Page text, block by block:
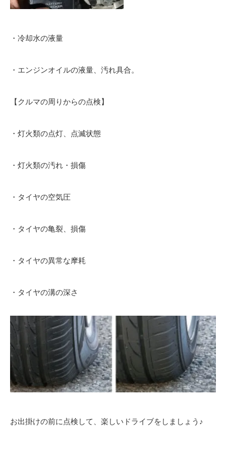
・冷却水の液量
・エンジンオイルの液量、汚れ具合。
【クルマの周りからの点検】
・灯火類の点灯、点滅状態
・灯火類の汚れ・損傷
・タイヤの空気圧
・タイヤの亀裂、損傷
・タイヤの異常な摩耗
・タイヤの溝の深さ
お出掛けの前に点検して、楽しいドライブをしましょう♪